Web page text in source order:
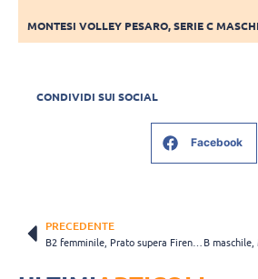
MONTESI VOLLEY PESARO,SERIE C
CONDIVIDI SUI SOCIAL
Facebook
PRECEDENTE